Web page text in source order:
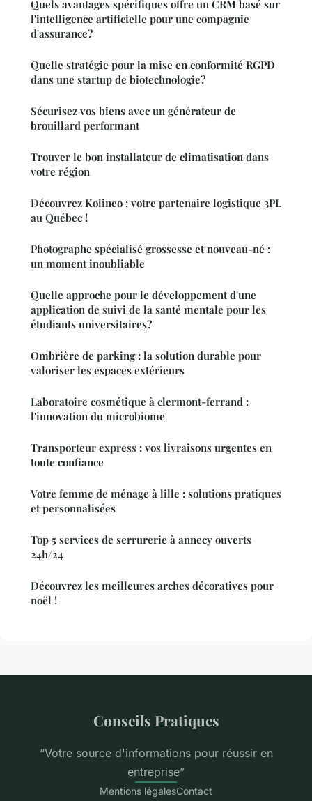
Quels avantages spécifiques offre un CRM basé sur
l'intelligence artificielle pour une compagnie
d'assurance?
Quelle stratégie pour la mise en conformité RGPD
dans une startup de biotechnologie?
Sécurisez vos biens avec un générateur de
brouillard performant
Trouver le bon installateur de climatisation dans
votre région
Découvrez Kolineo : votre partenaire logistique 3PL
au Québec !
Photographe spécialisé grossesse et nouveau-né :
un moment inoubliable
Quelle approche pour le développement d'une
application de suivi de la santé mentale pour les
étudiants universitaires?
Ombrière de parking : la solution durable pour
valoriser les espaces extérieurs
Laboratoire cosmétique à clermont-ferrand :
l'innovation du microbiome
Transporteur express : vos livraisons urgentes en
toute confiance
Votre femme de ménage à lille : solutions pratiques
et personnalisées
Top 5 services de serrurerie à annecy ouverts
24h/24
Découvrez les meilleures arches décoratives pour
noël !
Conseils Pratiques
“Votre source d'informations pour réussir en
entreprise”
Mentions légalesContact